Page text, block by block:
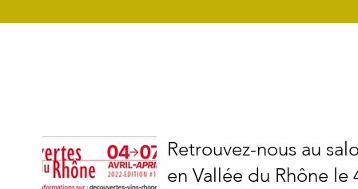
Retrouvez-nous au
en Vallée du Rhône le